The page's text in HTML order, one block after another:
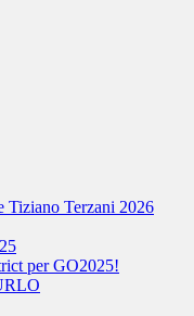
Tiziano Terzani 2026
per GO2025!